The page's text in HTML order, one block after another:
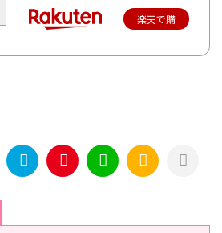
楽天で購